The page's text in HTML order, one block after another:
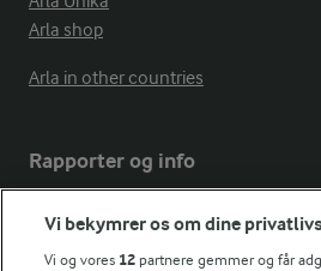
Arla shop
Arla in other countries
Rapporter og info
Årsrapport
FarmAhead™ Check rapport
Vi bekymrer os om dine
Vi og vores 12 partnere gemmer og får